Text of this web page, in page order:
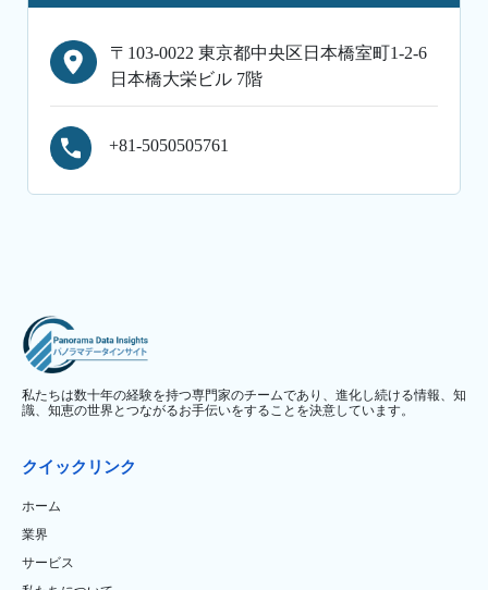
〒103-0022 東京都中央区日本橋室町1-2-6
日本橋大栄ビル 7階
+81-5050505761
私たちは数十年の経験を持つ専門家のチームであり、進化し続ける情報、知
識、知恵の世界とつながるお手伝いをすることを決意しています。
クイックリンク
ホーム
業界
サービス